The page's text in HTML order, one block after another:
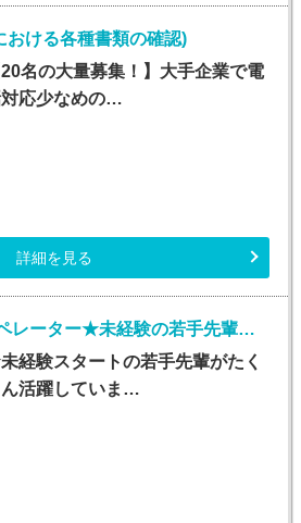
おける各種書類の確認)
20名の大量募集！】大手企業で電
応少なめの…
詳細を見る
データ入力(CADオペレーター★未経験の若手先輩活躍中★)
経験スタートの若手先輩がたく
ん活躍していま…